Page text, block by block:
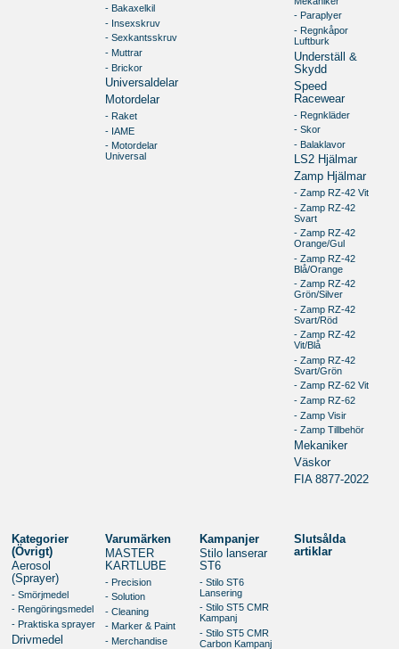
- Bakaxelkil
- Insexskruv
- Sexkantsskruv
- Muttrar
- Brickor
Universaldelar
Motordelar
- Raket
- IAME
- Motordelar
Universal
- Paraplyer
- Regnkåpor
Luftburk
Underställ &
Skydd
Speed
Racewear
- Regnkläder
- Skor
- Balaklavor
LS2 Hjälmar
Zamp Hjälmar
- Zamp RZ-42 Vit
- Zamp RZ-42
Svart
- Zamp RZ-42
Orange/Gul
- Zamp RZ-42
Blå/Orange
- Zamp RZ-42
Grön/Silver
- Zamp RZ-42
Svart/Röd
- Zamp RZ-42
Vit/Blå
- Zamp RZ-42
Svart/Grön
- Zamp RZ-62 Vit
- Zamp RZ-62
- Zamp Visir
- Zamp Tillbehör
Mekaniker
Väskor
FIA 8877-2022
Kategorier
(Övrigt)
Aerosol
(Sprayer)
- Smörjmedel
- Rengöringsmedel
- Praktiska sprayer
Drivmedel
Varumärken
MASTER
KARTLUBE
- Precision
- Solution
- Cleaning
- Marker & Paint
- Merchandise
Kampanjer
Stilo lanserar
ST6
- Stilo ST6
Lansering
- Stilo ST5 CMR
Kampanj
- Stilo ST5 CMR
Carbon Kampanj
Slutsålda
artiklar